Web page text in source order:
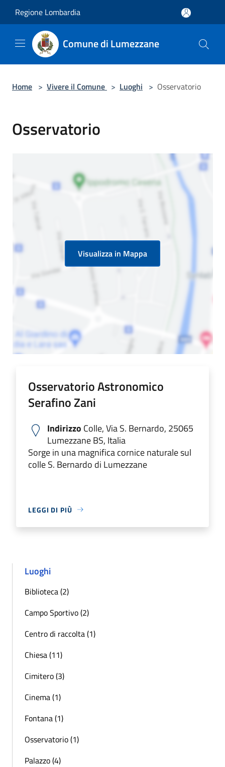
Regione Lombardia
Comune di Lumezzane
Home > Vivere il Comune > Luoghi > Osservatorio
Osservatorio
Visualizza in Mappa
Osservatorio Astronomico
Serafino Zani
Indirizzo Colle, Via S. Bernardo, 25065
Lumezzane BS, Italia
Sorge in una magnifica cornice naturale sul
colle S. Bernardo di Lumezzane
LEGGI DI PIÙ
Luoghi
Biblioteca (2)
Campo Sportivo (2)
Centro di raccolta (1)
Chiesa (11)
Cimitero (3)
Cinema (1)
Fontana (1)
Osservatorio (1)
Palazzo (4)